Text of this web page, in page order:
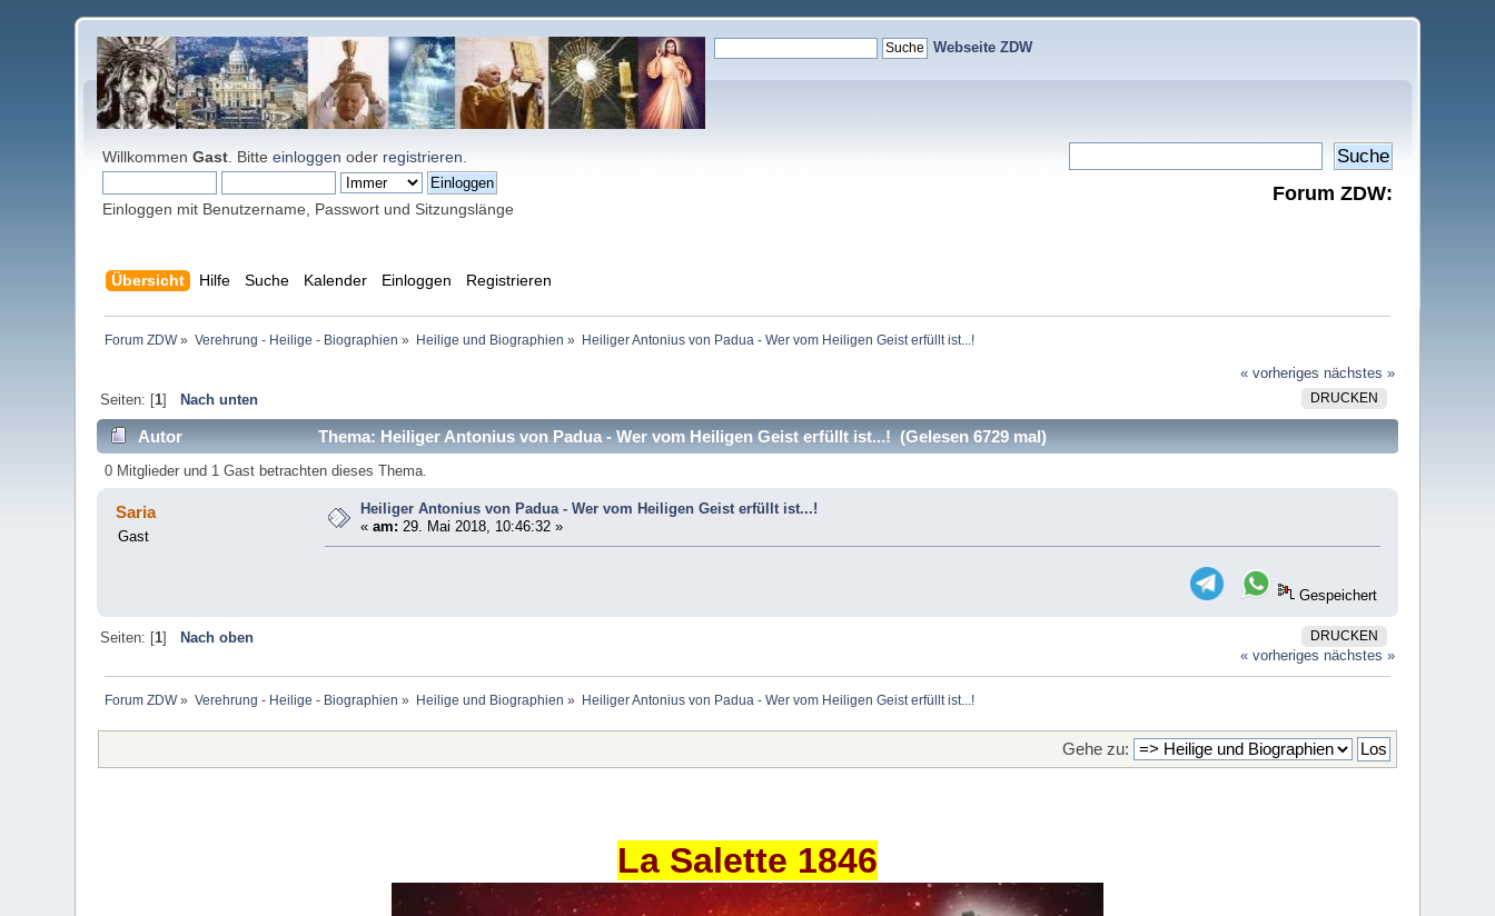
Webseite ZDW
WillkommenGast . Bitteeinloggen oder registrieren
Einloggen mit Benutzername, Passwort und Sitzungslänge
Forum ZDW:
Übersicht Hilfe Suche Kalender Einloggen Registrieren
Forum ZDW» Verehrung - Heilige - Biographien » Heilige und Biographien » Heiliger Antonius von Padua - Wer vom Heiligen Geist erfüllt ist...!
« vorheriges nächstes »
DRUCKEN
Seiten: [1] Nach unten
Autor Thema: Heiliger Antonius von Padua - Wer vom Heiligen Geist erfüllt ist...! (Gelesen 6729 mal)
0 Mitglieder und 1 Gast betrachten dieses Thema.
Saria
Gast
Heiliger Antonius von Padua - Wer vom Heiligen Geist erfüllt ist...!
«am: 29. Mai 2018, 10:46:32 »
Gespeichert
DRUCKEN
Seiten: [1]
Nach oben
« vorheriges nächstes »
Forum ZDW» Verehrung - Heilige - Biographien » Heilige und Biographien » Heiliger Antonius von Padua - Wer vom Heiligen Geist erfüllt ist...!
Gehe zu:
La Salette 1846